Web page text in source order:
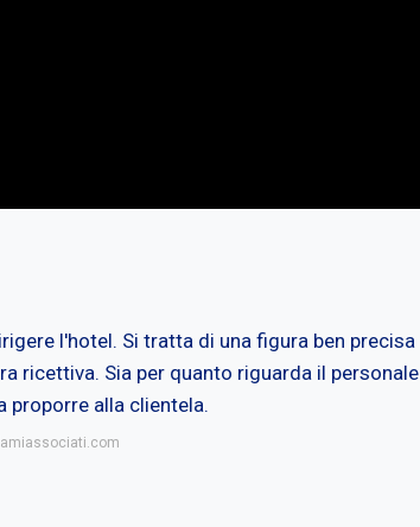
l'hotel. Si tratta di una figura ben precisa
ricettiva. Sia per quanto riguarda il personale
proporre alla clientela.